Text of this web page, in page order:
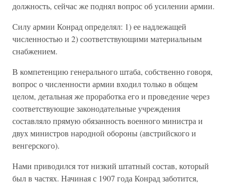
должность, сейчас же поднял вопрос об усилении армии.
Силу армии Конрад определял: 1) ее надлежащей
численностью и 2) соответствующими материальным
снабжением.
В компетенцию генерального штаба, собственно говоря,
вопрос о численности армии входил только в общем
целом, детальная же проработка его и проведение через
соответствующие законодательные учреждения
составляло прямую обязанность военного министра и
двух министров народной обороны (австрийского и
венгерского).
Нами приводился тот низкий штатный состав, который
был в частях. Начиная с 1907 года Конрад заботится,